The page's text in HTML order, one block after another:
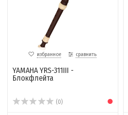
избранное сравнить
YAMAHA YRS-311III -
Блокфлейта
(0)